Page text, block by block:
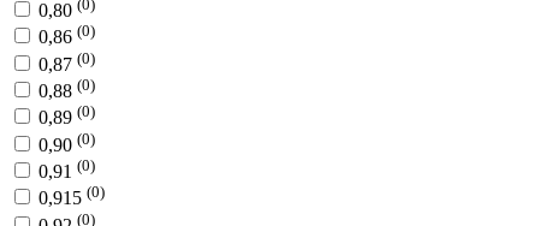
0,80 (0)
0,86 (0)
0,87 (0)
0,88 (0)
0,89 (0)
0,90 (0)
0,91 (0)
0,915 (0)
(0)